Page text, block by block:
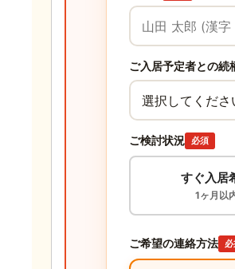
ご入居予定者との続
ご検討状況 必須
すぐ入居
1ヶ月以
ご希望の連絡方法